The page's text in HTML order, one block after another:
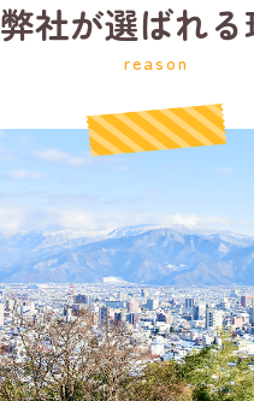
弊社が選ばれる
reason